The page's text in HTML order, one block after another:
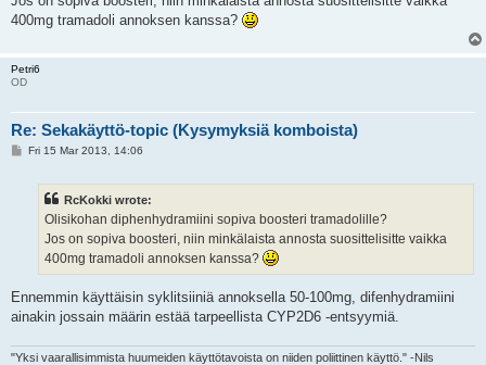
400mg tramadoli annoksen kanssa?
Petri6
OD
Re: Sekakäyttö-topic (Kysymyksiä komboista)
PFri 15 Mar 2013, 14:06
RcKokki wrote:
Olisikohan diphenhydramiini sopiva boosteri tramadolille?
Jos on sopiva boosteri, niin minkälaista annosta suosittelisitte vaikka
400mg tramadoli annoksen kanssa?
Ennemmin käyttäisin syklitsiiniä annoksella 50-100mg, difenhydramiini
ainakin jossain määrin estää tarpeellista CYP2D6 -entsyymiä.
"Yksi vaarallisimmista huumeiden käyttötavoista on niiden poliittinen käyttö." -Nils